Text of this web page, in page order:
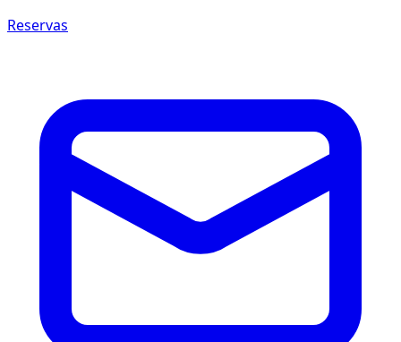
Reservas